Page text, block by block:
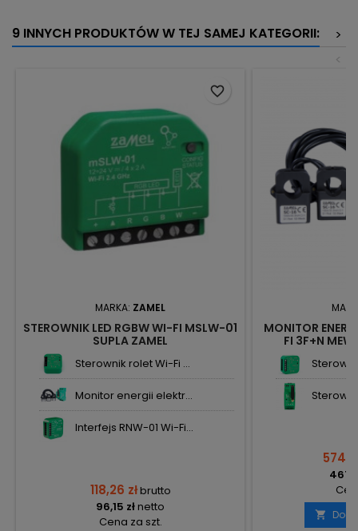
9 INNYCH PRODUKTÓW W TEJ SAMEJ KATEGORII:
>
<
MARKA: ZAMEL
STEROWNIK LED RGBW WI-FI MSLW-01
SUPLA ZAMEL
Sterownik rolet Wi-Fi ...
Monitor energii elektr...
Interfejs RNW-01 Wi-Fi...
118,26 złbrutto
96,15 złnetto
Cena za szt.
favorite_border
MONITOR
FI 3F+N
